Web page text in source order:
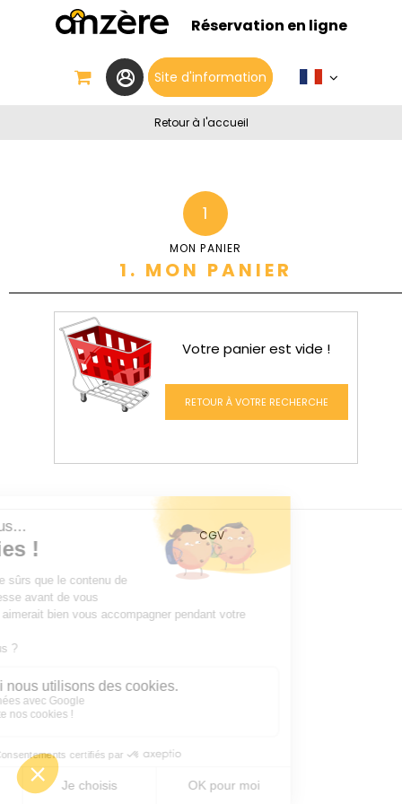
Réservation en ligne
Site d'information
Retour à l'accueil
1
MON PANIER
1. MON PANIER
Votre panier est vide !
RETOUR À VOTRE RECHERCHE
CGV